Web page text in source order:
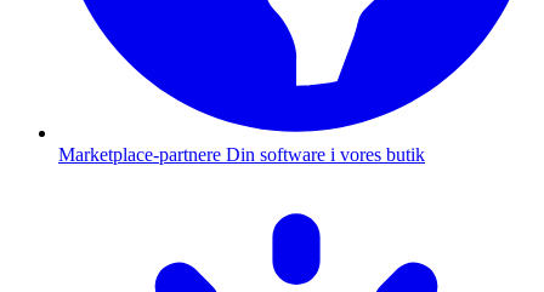
Marketplace-partnere Din software i vores butik